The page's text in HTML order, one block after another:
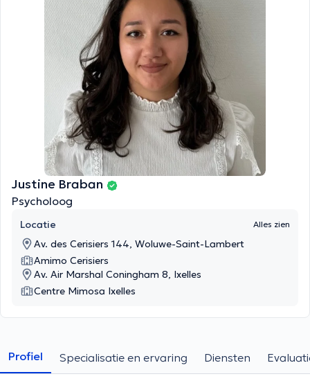
Justine Braban
Psycholoog
Locatie Alles zien
Av. des Cerisiers 144, Woluwe-Saint-Lambert
Amimo Cerisiers
Av. Air Marshal Coningham 8, Ixelles
Centre Mimosa Ixelles
Profiel Specialisatie en ervaring Diensten